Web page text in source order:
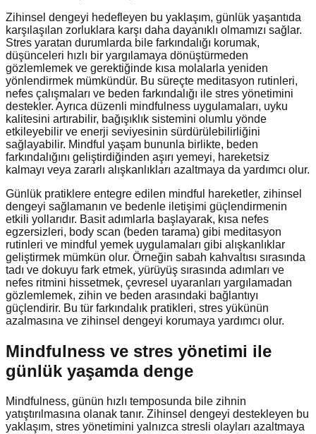
Zihinsel dengeyi hedefleyen bu yaklaşım, günlük yaşantıda
karşılaşılan zorluklara karşı daha dayanıklı olmamızı sağlar.
Stres yaratan durumlarda bile farkındalığı korumak,
düşünceleri hızlı bir yargılamaya dönüştürmeden
gözlemlemek ve gerektiğinde kısa molalarla yeniden
yönlendirmek mümkündür. Bu süreçte meditasyon rutinleri,
nefes çalışmaları ve beden farkındalığı ile stres yönetimini
destekler. Ayrıca düzenli mindfulness uygulamaları, uyku
kalitesini artırabilir, bağışıklık sistemini olumlu yönde
etkileyebilir ve enerji seviyesinin sürdürülebilirliğini
sağlayabilir. Mindful yaşam bununla birlikte, beden
farkındalığını geliştirdiğinden aşırı yemeyi, hareketsiz
kalmayı veya zararlı alışkanlıkları azaltmaya da yardımcı olur.
Günlük pratiklere entegre edilen mindful hareketler, zihinsel
dengeyi sağlamanın ve bedenle iletişimi güçlendirmenin
etkili yollarıdır. Basit adımlarla başlayarak, kısa nefes
egzersizleri, body scan (beden tarama) gibi meditasyon
rutinleri ve mindful yemek uygulamaları gibi alışkanlıklar
geliştirmek mümkün olur. Örneğin sabah kahvaltısı sırasında
tadı ve dokuyu fark etmek, yürüyüş sırasında adımları ve
nefes ritmini hissetmek, çevresel uyaranları yargılamadan
gözlemlemek, zihin ve beden arasındaki bağlantıyı
güçlendirir. Bu tür farkındalık pratikleri, stres yükünün
azalmasına ve zihinsel dengeyi korumaya yardımcı olur.
Mindfulness ve stres yönetimi ile
günlük yaşamda denge
Mindfulness, günün hızlı temposunda bile zihnin
yatıştırılmasına olanak tanır. Zihinsel dengeyi destekleyen bu
yaklaşım, stres yönetimini yalnızca stresli olayları azaltmaya